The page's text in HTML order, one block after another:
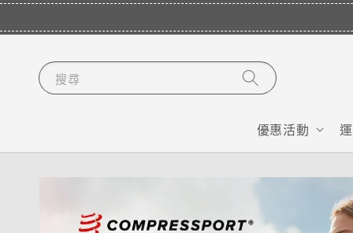
搜尋
優惠活動